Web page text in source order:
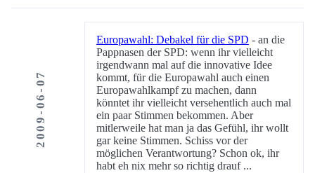
2009-06-07
Europawahl: Debakel für die SPD - an die
Pappnasen der SPD: wenn ihr vielleicht
irgendwann mal auf die innovative Idee
kommt, für die Europawahl auch einen
Europawahlkampf zu machen, dann
könntet ihr vielleicht versehentlich auch mal
ein paar Stimmen bekommen. Aber
mitlerweile hat man ja das Gefühl, ihr wollt
gar keine Stimmen. Schiss vor der
möglichen Verantwortung? Schon ok, ihr
habt eh nix mehr so richtig drauf ...